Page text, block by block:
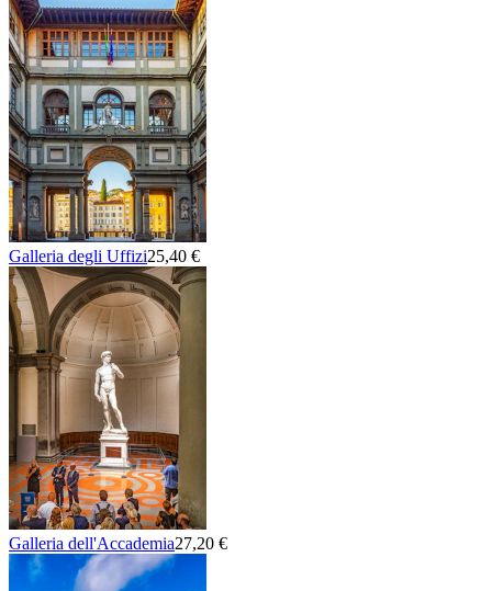
Galleria degli Uffizi25,40 €
Galleria dell'Accademia27,20 €